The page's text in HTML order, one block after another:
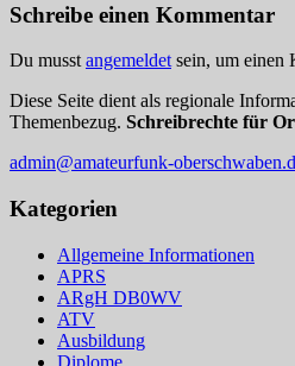
Schreibe einen Kommentar
Du musst angemeldet sein, um einen
Diese Seite dient als regionale
Themenbezug. Schreibrechte für
admin@amateurfunk-
Kategorien
Allgemeine Informationen
APRS
ARgH DB0WV
ATV
Ausbildung
Diplome